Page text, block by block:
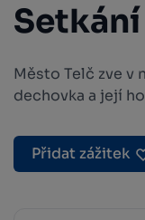
Město Telč zve v
dechovka a její
Přidat zážitek